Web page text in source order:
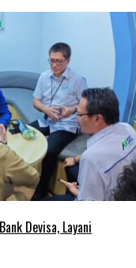
Devisa, Layani